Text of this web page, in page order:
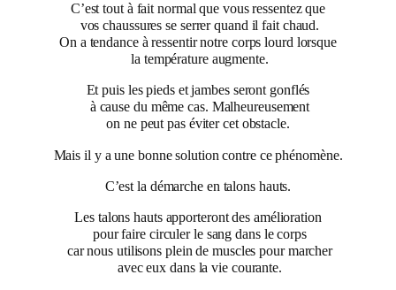
C’est tout à fait normal que vous ressentez que
vos chaussures se serrer quand il fait chaud.
On a tendance à ressentir notre corps lourd lorsque
la température augmente.
Et puis les pieds et jambes seront gonflés
à cause du même cas. Malheureusement
on ne peut pas éviter cet obstacle.
Mais il y a une bonne solution contre ce phénomène.
C’est la démarche en talons hauts.
Les talons hauts apporteront des amélioration
pour faire circuler le sang dans le corps
car nous utilisons plein de muscles pour marcher
avec eux dans la vie courante.